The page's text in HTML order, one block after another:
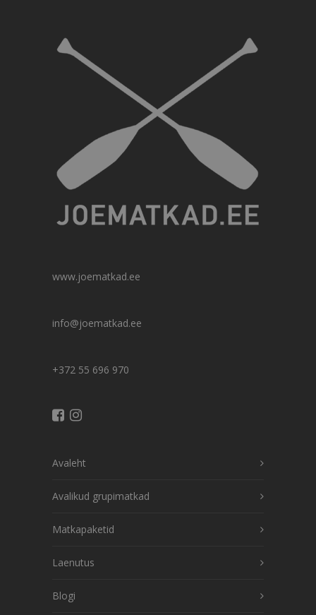
www.joematkad.ee
info@joematkad.ee
+372 55 696 970
Avaleht
Avalikud grupimatkad
Matkapaketid
Laenutus
Blogi